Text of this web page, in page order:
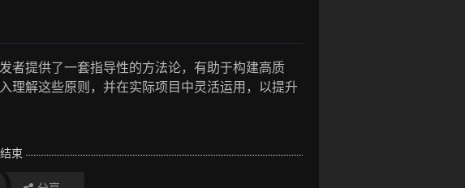
者提供了一套指导性的方法论，有助于构建高质
理解这些原则，并在实际项目中灵活运用，以提升
束